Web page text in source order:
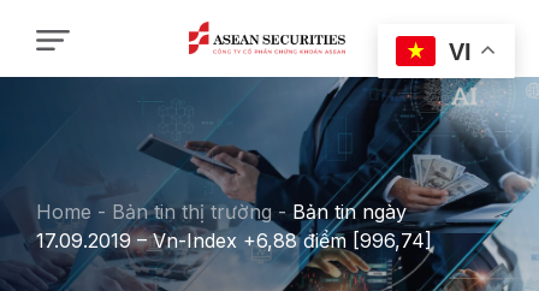
Home - Bản tin thị trường -Bản tin ngày
17.09.2019 – Vn-Index +6,88 điểm [996,74]
VI